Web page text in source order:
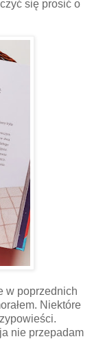
się prosić o
w poprzednich
Niektóre
nie przepadam